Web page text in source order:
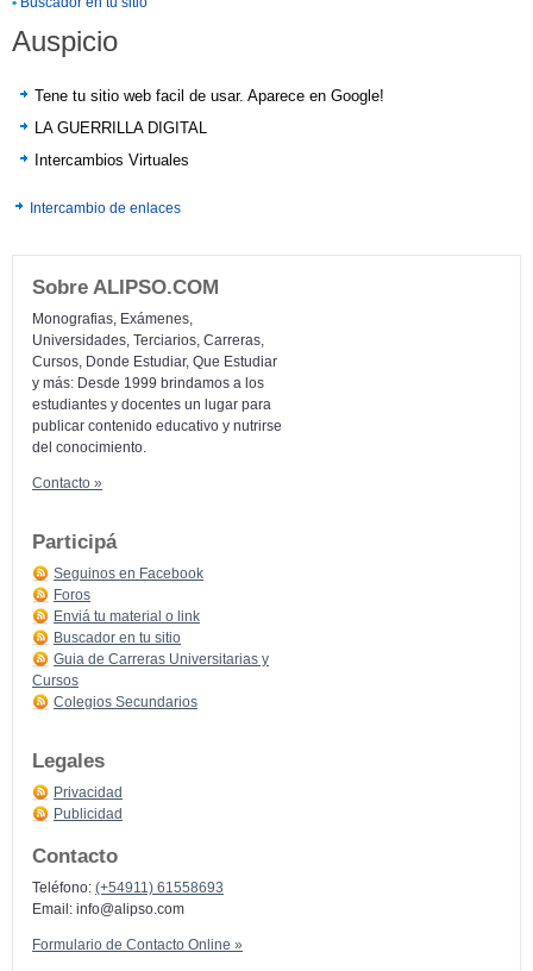
Auspicio
Tene tu sitio web facil de usar. Aparece en Google!
LA GUERRILLA DIGITAL
Intercambios Virtuales
Intercambio de enlaces
Sobre ALIPSO.COM
Monografias, Exámenes,
Universidades, Terciarios, Carreras,
Cursos, Donde Estudiar, Que Estudiar
y más: Desde 1999 brindamos a los
estudiantes y docentes un lugar para
publicar contenido educativo y nutrirse
del conocimiento.
Contacto »
Participá
Seguinos en Facebook
Foros
Enviá tu material o link
Buscador en tu sitio
Guia de Carreras Universitarias y
Cursos
Colegios Secundarios
Legales
Privacidad
Publicidad
Contacto
Teléfono: (+54911) 61558693
Email: info@alipso.com
Formulario de Contacto Online »